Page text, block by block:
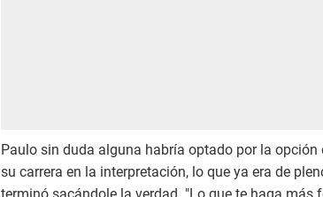
Paulo sin duda alguna habría optado por la
su carrera en la interpretación, lo que ya era de
terminó sacándole la verdad. "Lo que te haga más